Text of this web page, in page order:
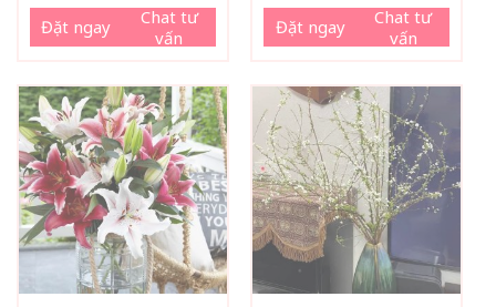
Đặt ngay
Chat tư
vấn
Đặt ngay
Chat tư
vấn